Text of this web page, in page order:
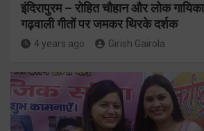
इंदिरापुरम – रोहित चौहान और लोक
गढ़वाली गीतों पर जमकर थिरके दर्शक
4 years ago Girish Gairola